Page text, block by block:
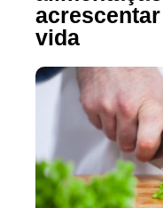
vida